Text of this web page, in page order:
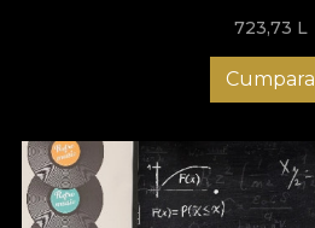
723,73 L
Cumpara